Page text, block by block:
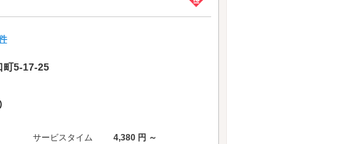
町5-17-25
サービスタイム
4,380 円 ～